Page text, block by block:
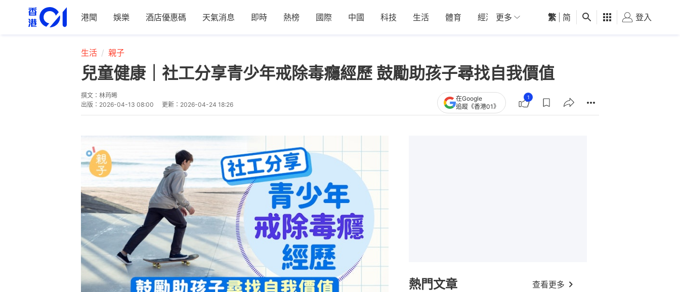
港聞 娛樂 酒店優惠碼 天氣消息 即時 熱榜 國際 中國 科技 生活 體育 經濟 01深圳 觀點 健康 好食玩飛
更多 繁 简 登入
生活 親子
兒童健康｜社工分享青少年戒除毒癮經歷 鼓勵助孩子尋找自我價值
撰文： 林荺晞
出版： 2026-04-13 08:00 更新： 2026-04-24 18:26
在Google
追蹤《香港01》
1
熱門文章 查看更多